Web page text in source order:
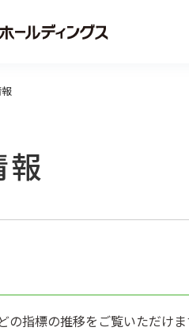
報
指標の推移をご覧いただけま